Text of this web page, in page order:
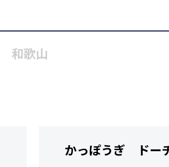
和歌山
かっぽうぎ ドー